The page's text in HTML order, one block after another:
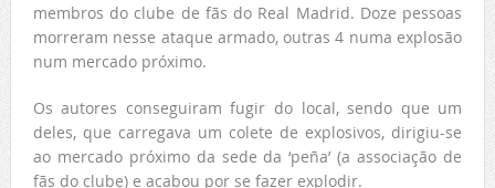
membros do clube de fãs do Real Madrid. Doze pessoas
morreram nesse ataque armado, outras 4 numa explosão
num mercado próximo.
Os autores conseguiram fugir do local, sendo que um
deles, que carregava um colete de explosivos, dirigiu-se
ao mercado próximo da sede da ‘peña’ (a associação de
fãs do clube) e acabou por se fazer explodir.